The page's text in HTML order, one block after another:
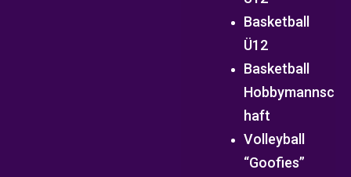
Basketball
Ü12
Basketball
Hobbymannsc
haft
Volleyball
“Goofies”